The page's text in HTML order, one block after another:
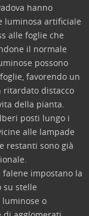
hanno
luminosa artificiale
alle foglie che
il normale
possono
favorendo un
ritardato distacco
della pianta.
posti lungo i
alle lampade
restanti sono già
falene impostano la
su stelle
o